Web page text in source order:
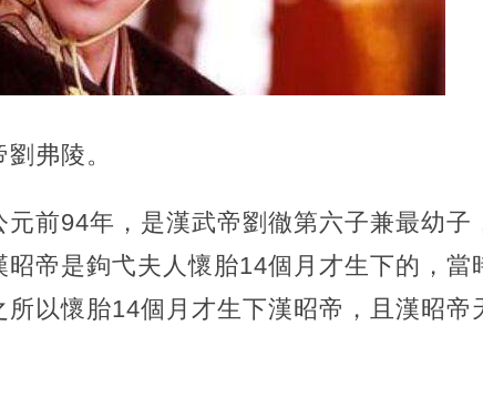
弗陵。
前94年，是漢武帝劉徹第六子兼最幼子
帝是鉤弋夫人懷胎14個月才生下的，當
所以懷胎14個月才生下漢昭帝，且漢昭帝